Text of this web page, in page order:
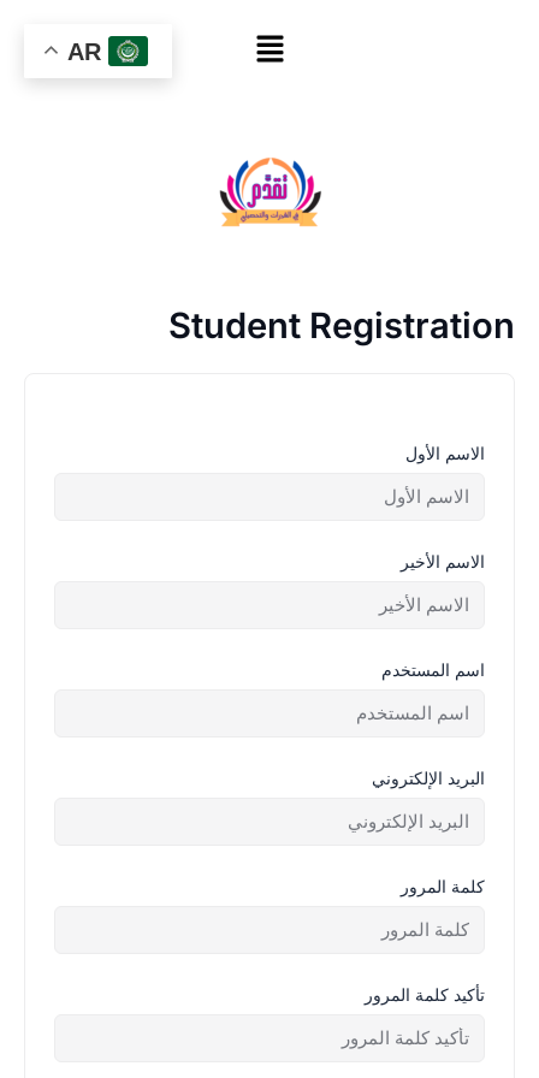
القائمة
Student Registration
الاسم الأول
الاسم الأخير
اسم المستخدم
البريد الإلكتروني
كلمة المرور
تأكيد كلمة المرور
AR